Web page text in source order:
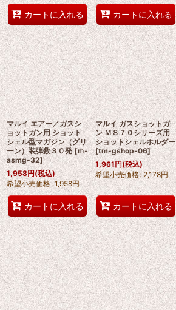
カートに入れる カートに入れる
マルイ エアー／ガスシ
ョットガン用 ショット
シェル型マガジン（グリ
ーン）装弾数３０発 [ｍ-
asmg-32]
1,958円(税込)
希望小売価格: 1,958円
カートに入れる
マルイ ガスショットガ
ン Ｍ８７０シリーズ用
ショットシェルホルダー
[tm-gshop-06]
1,961円(税込)
希望小売価格: 2,178円
カートに入れる